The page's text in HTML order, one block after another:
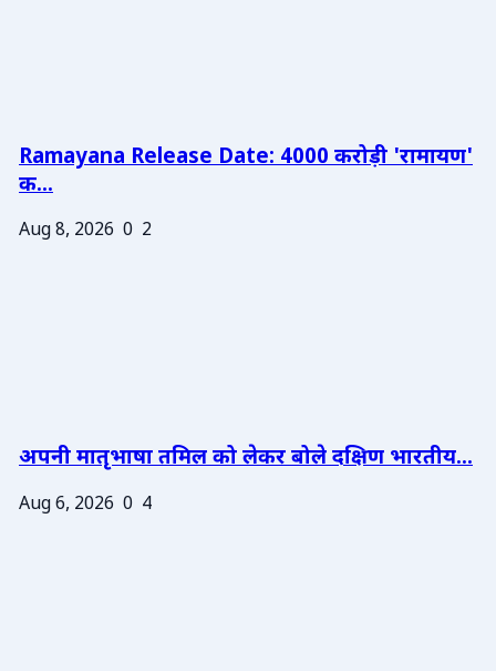
Ramayana Release Date: 4000 करोड़ी 'रामायण'
क...
Aug 8, 2026 0 2
अपनी मातृभाषा तमिल को लेकर बोले दक्षिण भारतीय...
Aug 6, 2026 0 4